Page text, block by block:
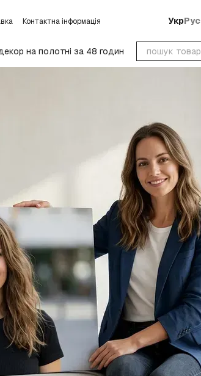
Контактна інформація
УкрРус
на полотні за 48 годин